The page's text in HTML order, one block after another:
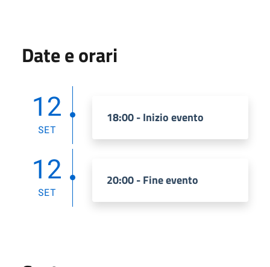
Date e orari
12
SET
18:00 - Inizio evento
12
SET
20:00 - Fine evento